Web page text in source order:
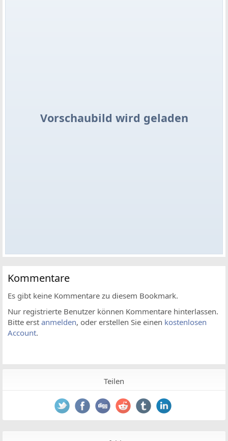
Vorschaubild wird geladen
Kommentare
Es gibt keine Kommentare zu diesem Bookmark.
Nur registrierte Benutzer können Kommentare hinterlassen.
Bitte erst anmelden, oder erstellen Sie einen kostenlosen
Account.
Teilen